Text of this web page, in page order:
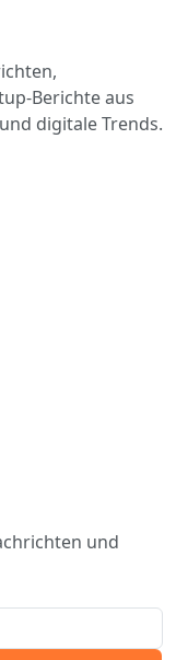
Berichte aus
digitale Trends.
und